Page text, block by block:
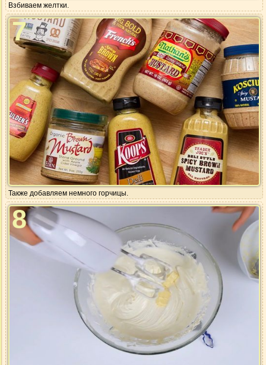
Взбиваем желтки.
7
Также добавляем немного горчицы.
8